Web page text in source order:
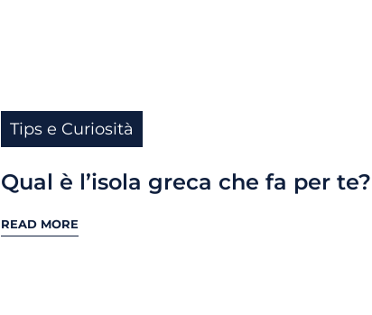
Tips e Curiosità
Qual è l’isola greca che fa per te?
READ MORE